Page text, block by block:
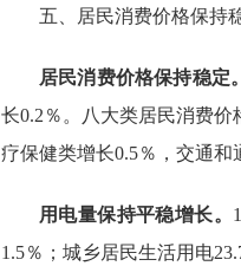
五、居民消费价格保持
居民消费价格保持稳定。
长0.2％。八大类居民消费
疗保健类增长0.5％，交通和
用电量保持平稳增长。
1.5％；城乡居民生活用电